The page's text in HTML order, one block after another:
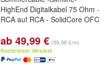
HighEnd Digitalkabel 75 Ohm -
RCA auf RCA - SolidCore OFC
ab 49,99 € (99,98 €/m)
Kostenloser Versand